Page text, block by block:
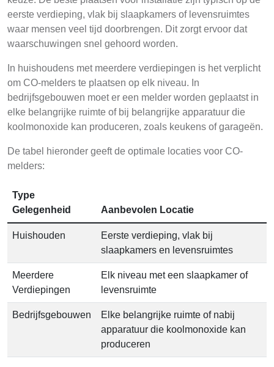
eerste verdieping, vlak bij slaapkamers of levensruimtes
waar mensen veel tijd doorbrengen. Dit zorgt ervoor dat
waarschuwingen snel gehoord worden.
In huishoudens met meerdere verdiepingen is het verplicht
om CO-melders te plaatsen op elk niveau. In
bedrijfsgebouwen moet er een melder worden geplaatst in
elke belangrijke ruimte of bij belangrijke apparatuur die
koolmonoxide kan produceren, zoals keukens of garageën.
De tabel hieronder geeft de optimale locaties voor CO-
melders:
Type
Gelegenheid
Aanbevolen Locatie
Huishouden
Eerste verdieping, vlak bij
slaapkamers en levensruimtes
Meerdere
Verdiepingen
Elk niveau met een slaapkamer of
levensruimte
Bedrijfsgebouwen
Elke belangrijke ruimte of nabij
apparatuur die koolmonoxide kan
produceren